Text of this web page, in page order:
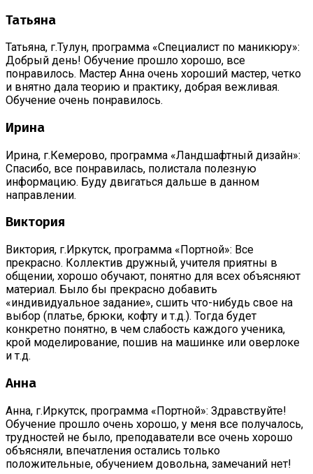
Татьяна
Татьяна, г.Тулун, программа «Специалист по маникюру»:
Добрый день! Обучение прошло хорошо, все
понравилось. Мастер Анна очень хороший мастер, четко
и внятно дала теорию и практику, добрая вежливая.
Обучение очень понравилось.
Ирина
Ирина, г.Кемерово, программа «Ландшафтный дизайн»:
Спасибо, все понравилась, полистала полезную
информацию. Буду двигаться дальше в данном
направлении.
Виктория
Виктория, г.Иркутск, программа «Портной»: Все
прекрасно. Коллектив дружный, учителя приятны в
общении, хорошо обучают, понятно для всех объясняют
материал. Было бы прекрасно добавить
«индивидуальное задание», сшить что-нибудь свое на
выбор (платье, брюки, кофту и т.д.). Тогда будет
конкретно понятно, в чем слабость каждого ученика,
крой моделирование, пошив на машинке или оверлоке
и т.д.
Анна
Анна, г.Иркутск, программа «Портной»: Здравствуйте!
Обучение прошло очень хорошо, у меня все получалось,
трудностей не было, преподаватели все очень хорошо
объясняли, впечатления остались только
положительные, обучением довольна, замечаний нет!